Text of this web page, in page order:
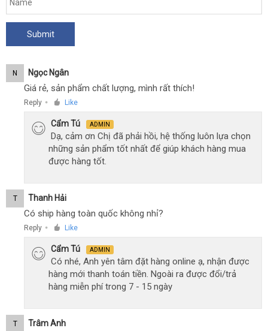
N Ngọc Ngân
Giá rẻ, sản phẩm chất lượng, mình rất thích!
Reply ● Like
Cẩm Tú ADMIN
Dạ, cảm ơn Chị đã phải hồi, hệ thống luôn lựa chọn
những sản phẩm tốt nhất để giúp khách hàng mua
được hàng tốt.
T Thanh Hải
Có ship hàng toàn quốc không nhỉ?
Reply ● Like
Cẩm Tú ADMIN
Có nhé, Anh yên tâm đặt hàng online ạ, nhận được
hàng mới thanh toán tiền. Ngoài ra được đổi/trả
hàng miễn phí trong 7 - 15 ngày
T Trâm Anh